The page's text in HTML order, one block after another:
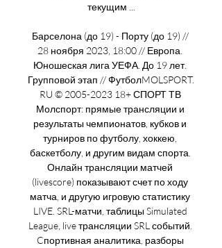
текущим ...
Барселона (до 19) - Порту (до 19) //
28 ноября 2023, 18:00 // Европа.
Юношеская лига УЕФА. До 19 лет.
Групповой этап // ФутболMOLSPORT.
RU © 2005-2023 18+ СПОРТ ТВ
Молспорт: прямые трансляции и
результаты чемпионатов, кубков и
турниров по футболу, хоккею,
баскетболу, и другим видам спорта.
Онлайн трансляции матчей
(livescore) показывают счет по ходу
матча, и другую игровую статистику
LIVE. SRL-матчи, таблицы Simulated
League, live трансляции SRL событий.
Cпортивная аналитика, разборы